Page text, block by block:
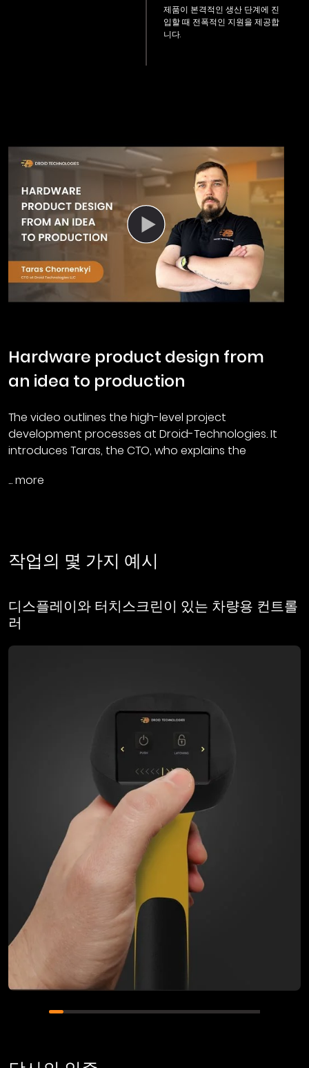
제품이 본격적인 생산 단계에 진
입할 때 전폭적인 지원을 제공합
니다.
Hardware product design from
an idea to production
The video outlines the high-level project
development processes at Droid-Technologies. It
introduces Taras, the CTO, who explains the
documentation, and addressing common issues
design, and Mobile Applications), and emphasize
the importance of team communication and
design process, requirements gathering, team
selection, development process, testing, release,
and post-launch support. The video aims to
showcase the company's expertise and process
technologies#reviews GoodFirms -
https://www.goodfirms.co/company/droid-
technologies-llc Follow us on LinkedIn -
https://www.linkedin.com/company/droid-
technologies/ #embedded #analogelectronics
#hardwaredesign #customhardwaredesign
#pcbdesign #firmware #hardwaredesign #iot
#altiumdesigner #altiumdesigner
... more
작업의 몇 가지 예시
디스플레이와 터치스크린이 있는 차량용 컨트롤
러